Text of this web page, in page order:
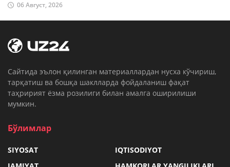
06 Август, 2026
Cайтида эълон қилинган материаллардан нусха кўчириш,
тарқатиш ва бошқа шаклларда фойдаланиш фақат
таҳририят ёзма розилиги билан амалга оширилиши
мумкин.
Бўлимлар
SIYOSAT
IQTISODIYOT